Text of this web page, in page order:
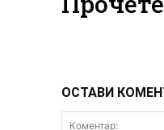
ОСТАВИ